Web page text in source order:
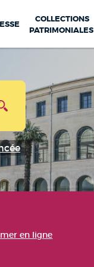
COLLECTIONS
PATRIMONIALES
en ligne